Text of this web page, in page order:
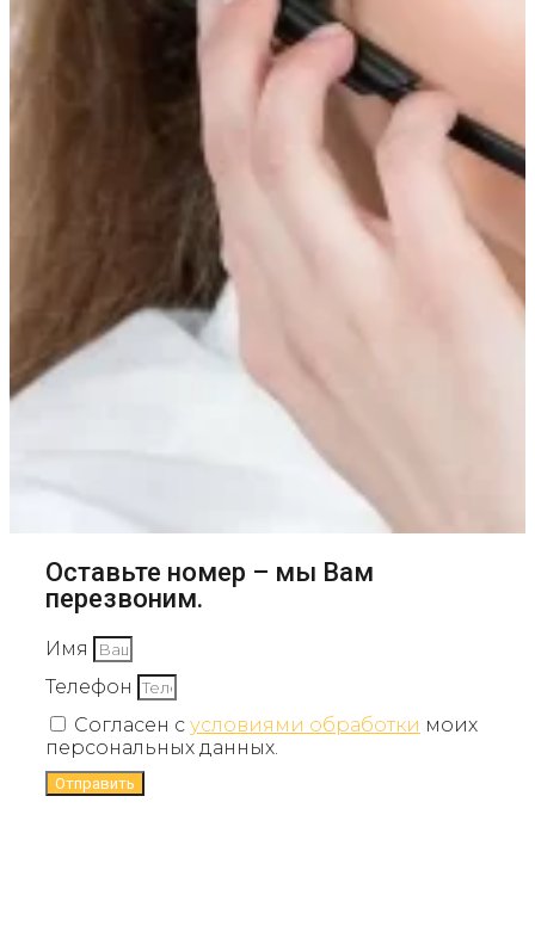
Оставьте номер – мы Вам
перезвоним.
Имя
Телефон
Согласен с условиями обработки моих
персональных данных.
Отправить